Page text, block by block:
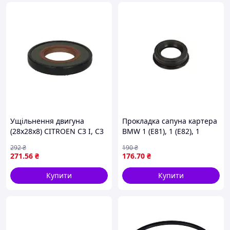
Ущільнення двигуна
(28x28x8) CITROEN C3 I, C3
C5 II, C8, C-ELYSEE, DS3,
DS4, EVASION, JUMPY I,
271.56 ₴
292₴
Купити
Прокладка сапуна картера
BMW 1 (E81), 1 (E82), 1
(E91), 3 (E92), 3 (E93), 5
(E60), 5 (E61), 5 (F10), 5
176.70 ₴
190₴
Купити